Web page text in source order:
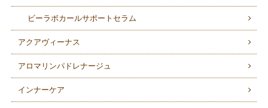
ビーラボカールサポートセラム
アクアヴィーナス
アロマリンパドレナージュ
インナーケア